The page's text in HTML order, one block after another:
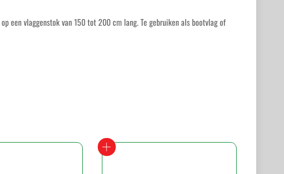
een vlaggenstok van 150 tot 200 cm lang. Te gebruiken als bootvlag of